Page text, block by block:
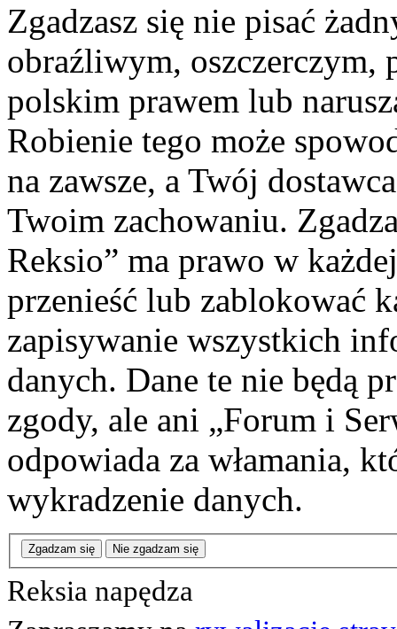
Zgadzasz się nie pisać
obraźliwym, oszczerczym,
polskim prawem lub
Robienie tego może
na zawsze, a Twój
Twoim zachowaniu.
Reksio” ma prawo w
przenieść lub zablokować
zapisywanie wszystkich
danych. Dane te nie będą
zgody, ale ani „Forum i
odpowiada za włamania,
wykradzenie danych.
Zgadzam się Nie zgadzam się
Reksia napędza